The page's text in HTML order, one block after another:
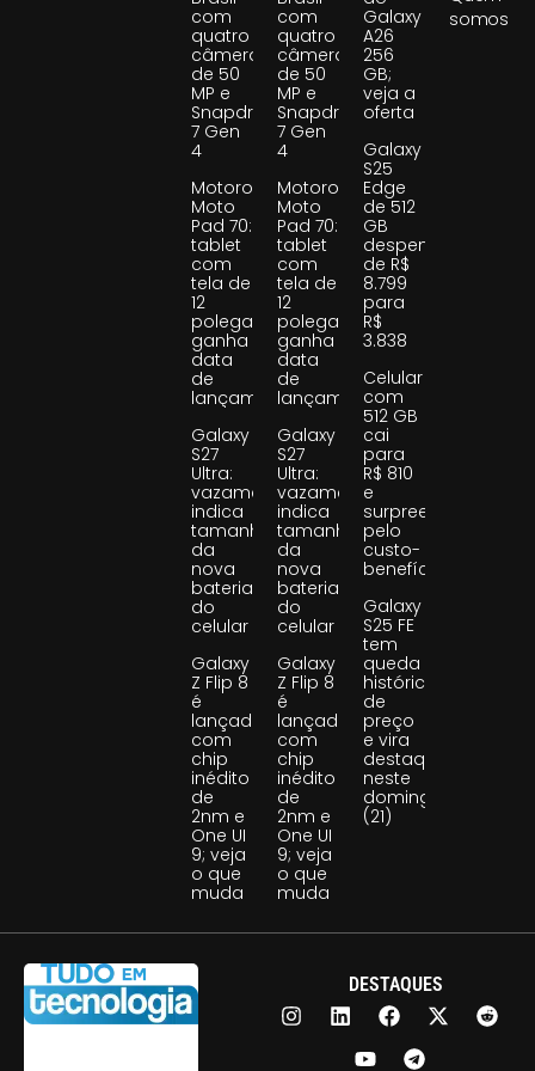
com
quatro
câmeras
de 50
MP e
Snapdragon
7 Gen
4
Motorola
Moto
Pad 70:
tablet
com
tela de
12
polegadas
ganha
data
de
lançamento
Galaxy
S27
Ultra:
vazamento
indica
tamanho
da
nova
bateria
do
celular
Galaxy
Z Flip 8
é
lançado
com
chip
inédito
de
2nm e
One UI
9; veja
o que
muda
com
quatro
câmeras
de 50
MP e
Snapdragon
7 Gen
4
Motorola
Moto
Pad 70:
tablet
com
tela de
12
polegadas
ganha
data
de
lançamento
Galaxy
S27
Ultra:
vazamento
indica
tamanho
da
nova
bateria
do
celular
Galaxy
Z Flip 8
é
lançado
com
chip
inédito
de
2nm e
One UI
9; veja
o que
muda
Galaxy
A26
256
GB;
veja a
oferta
Galaxy
S25
Edge
de 512
GB
despenca
de R$
8.799
para
R$
3.838
Celular
com
512 GB
cai
para
R$ 810
e
surpreende
pelo
custo-
benefício
Galaxy
S25 FE
tem
queda
histórica
de
preço
e vira
destaque
neste
domingo
(21)
somos
DESTAQUES